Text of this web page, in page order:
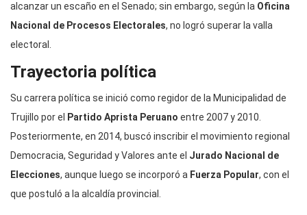
alcanzar un escaño en el Senado; sin embargo, según la Oficina
Nacional de Procesos Electorales, no logró superar la valla
electoral.
Trayectoria política
Su carrera política se inició como regidor de la Municipalidad de
Trujillo por el
Partido Aprista Peruano entre 2007 y 2010.
Posteriormente, en 2014, buscó inscribir el movimiento regional
Democracia, Seguridad y Valores ante el Jurado Nacional de
Elecciones, aunque luego se incorporó a Fuerza Popular, con el
que postuló a la alcaldía provincial.